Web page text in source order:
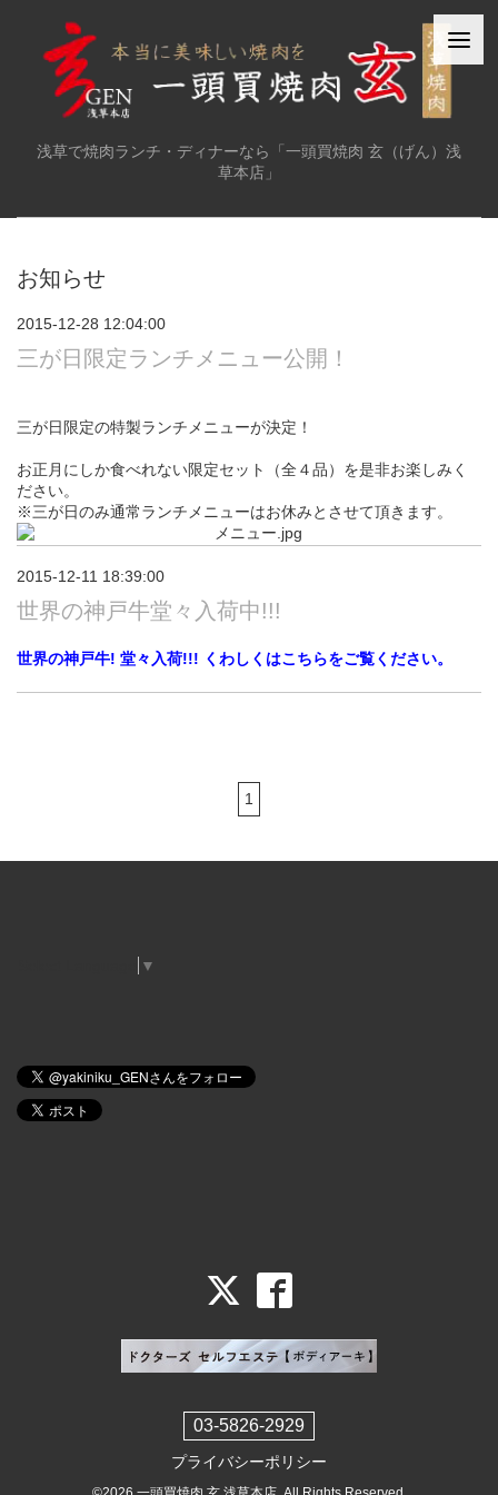
浅草で焼肉ランチ・ディナーなら「一頭買焼肉 玄（げん）浅
草本店」
お知らせ
2015-12-28 12:04:00
三が日限定ランチメニュー公開！
三が日限定の特製ランチメニューが決定！
お正月にしか食べれない限定セット（全４品）を是非お楽しみく
ださい。
※三が日のみ通常ランチメニューはお休みとさせて頂きます。
2015-12-11 18:39:00
世界の神戸牛堂々入荷中!!!
世界の神戸牛! 堂々入荷!!! くわしくはこちらをご覧ください。
1
▼
03-5826-2929
プライバシーポリシー